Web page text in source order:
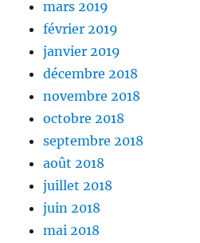
mars 2019
février 2019
janvier 2019
décembre 2018
novembre 2018
octobre 2018
septembre 2018
août 2018
juillet 2018
juin 2018
mai 2018